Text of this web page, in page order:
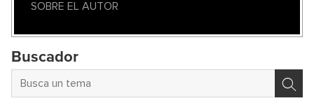
SOBRE EL AUTOR
Buscador